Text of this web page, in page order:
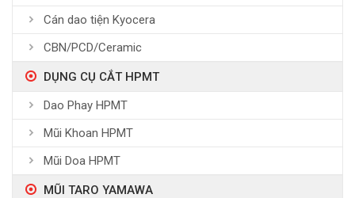
Cán dao tiện Kyocera
CBN/PCD/Ceramic
DỤNG CỤ CẮT HPMT
Dao Phay HPMT
Mũi Khoan HPMT
Mũi Doa HPMT
MŨI TARO YAMAWA